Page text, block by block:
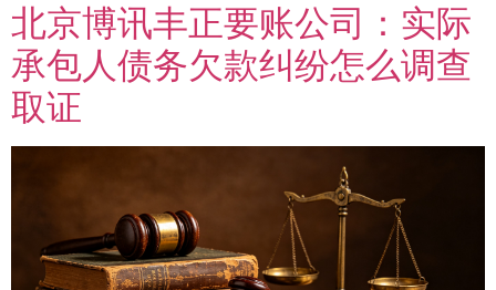
北京博讯丰正要账公司：实际
承包人债务欠款纠纷怎么调查
取证